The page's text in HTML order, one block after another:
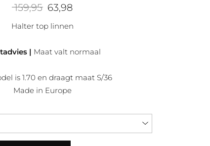
159,95 Oorspronkelijke
prijs
was:
63,98Huidige
is:
Halter top linnen
| Maat valt normaal
is 1.70 en draagt maat S/36
Made in Europe